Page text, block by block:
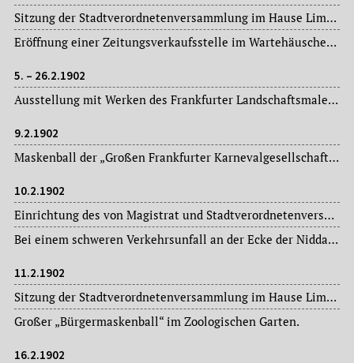
Sitzung der Stadtverordnetenversammlung im Hause Limpurg: Magistratsvorlagen, Ausschussberichte.
Eröffnung einer Zeitungsverkaufsstelle im Wartehäuschen der Lokalbahn am Eschenheimer Tor.
5. – 26.2.1902
Ausstellung mit Werken des Frankfurter Landschaftsmalers Anton Radl (1774-1852) im Frankfurter Kunstverein – aus Anlass von dessen 50. Todestag am 04. März.
9.2.1902
Maskenball der „Großen Frankfurter Karnevalgesellschaft“ im Hippodrom.
10.2.1902
Einrichtung des von Magistrat und Stadtverordnetenversammlung beschlossenen Stadtschuldbuches des städtischen Rechneiamtes. Von heute an können Schuldnerverschreibungen der Stadt Frankfurt am Main zum Eintrag in das Stadtschuldbuch bei der Stadthauptkasse eingeliefert und dadurch in Buchschulden auf den Namen eines bestimmten Gläubigers umgewandelt werden. Die Benutzung des Schuldbuches empfiehlt sich für alle Besitzer städtischer Schuldverschreibungen, die diese als dauernde Kapitalanlage betrachten.
Bei einem schweren Verkehrsunfall an der Ecke der Nidda- und Moselstraße wird eine 78jährige Frau von einem Pkw überfahren und dabei tödlich verletzt.
11.2.1902
Sitzung der Stadtverordnetenversammlung im Hause Limpurg: Magistratsvorlagen, Ausschussberichte. In der nichtöffentlichen Sitzung wird der bisherige Stadtrat Dr. Rudolf Schrader mit 46 Stimmen auf weitere zwölf Jahre zum besoldeten Mitglied des Magistrats wiedergewählt.
Großer „Bürgermaskenball“ im Zoologischen Garten.
16.2.1902